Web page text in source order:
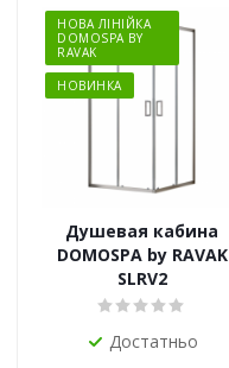
НОВА ЛІНІЙКА
DOMOSPA BY
RAVAK
НОВИНКА
Душевая кабина
DOMOSPA by RAVAK
SLRV2
Достатньо